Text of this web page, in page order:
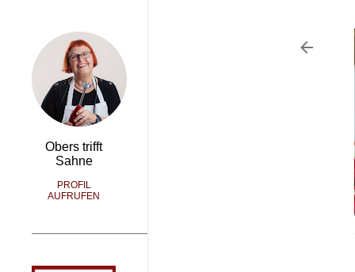
Obers trifft
Sahne
PROFIL
AUFRUFEN